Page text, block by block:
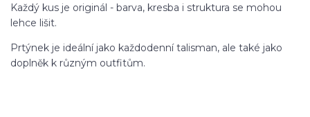
Každý kus je originál - barva, kresba i struktura se mohou
lehce lišit.
Prtýnek je ideální jako každodenní talisman, ale také jako
doplněk k různým outfitům.